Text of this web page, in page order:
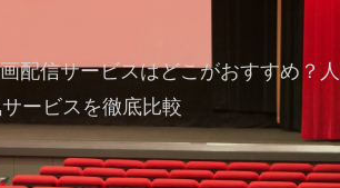
配信サービスはどこがおすすめ？人
ービスを徹底比較